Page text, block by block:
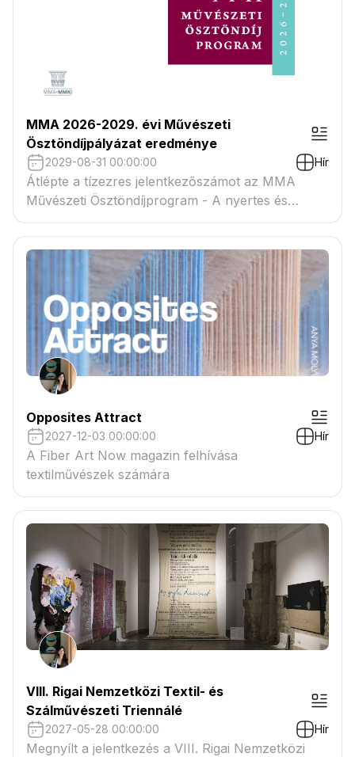
MMA 2026-2029. évi Művészeti
Ösztöndíjpályázat eredménye
2029-08-31 00:00:00 Hír
Átlépte a tízezres jelentkezőszámot az MMA
Művészeti Ösztöndíjprogram - A nyertes és
tartaléklistás pályázók névsora megtekinthető a
csatolmányban
Opposites Attract
2027-12-03 00:00:00 Hír
A Fiber Art Now magazin felhívása
textilművészek számára
VIII. Rigai Nemzetközi Textil- és
Szálművészeti Triennálé
2027-05-28 00:00:00 Hír
Megnyílt a jelentkezés a VIII. Rigai Nemzetközi